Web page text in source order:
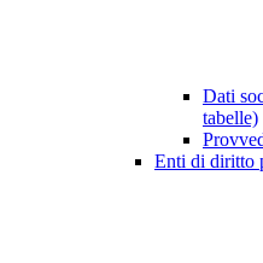
Dati
tabelle)
Enti di diritto